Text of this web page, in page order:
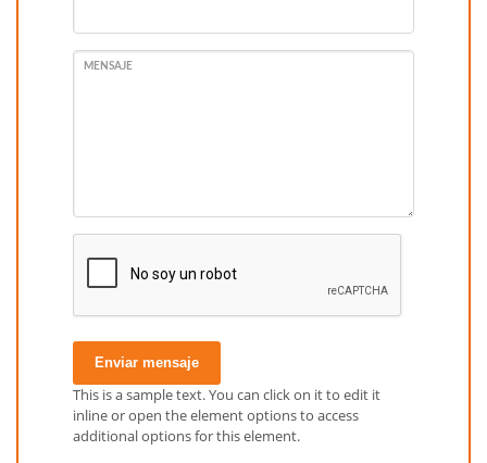
MENSAJE
Enviar mensaje
This is a sample text. You can click on it to edit it
inline or open the element options to access
additional options for this element.